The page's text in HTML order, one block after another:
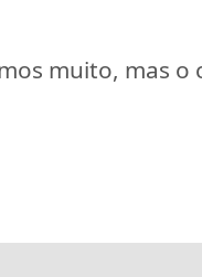
muito, mas